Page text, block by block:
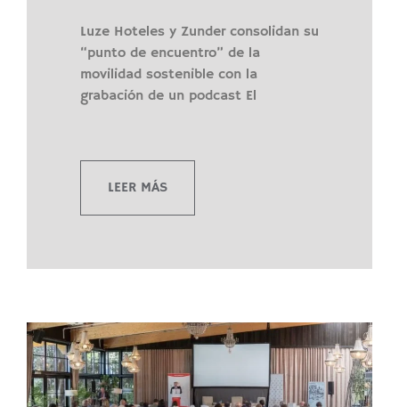
Luze Hoteles y Zunder consolidan su
“punto de encuentro” de la
movilidad sostenible con la
grabación de un podcast El
LEER MÁS